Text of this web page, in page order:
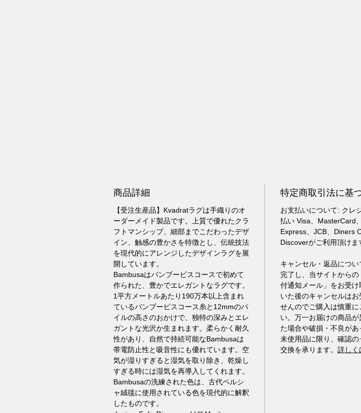
商品詳細
【受注生産品】Kvadratラグは手織りのオ
ーダーメイド製品です。上質で優れたクラ
フトマンシップ、細部までこだわったデザ
イン、触感の豊かさを特徴とし、伝統技法
を現代的にアレンジしたデザインラグを展
開しています。
Bambusaはバンブービスコースで初めて
作られた、豊かでエレガントなラグです。
1平方メートルあたり190万本以上含まれ
ているバンブービスコース糸と12mmのパ
イルの高さのおかけで、独特の深みとエレ
ガントな光沢か生まれます。柔らかく耐久
性があり、自然で持続可能なBambusaは
帯電防止性と吸音性にも優れています。空
気が湿りすぎると湿気を取り除き、乾燥し
すぎる時には湿気を再導入してくれます。
Bambusaの洗練された色は、古代ペルシ
ャ絨毯に使用されている色を現代的に解釈
したものです。
特定商取引法に基
お支払いについて: クレ
払い Visa、MasterCard
Express、JCB、Diners
Discoverがご利用頂けま
キャンセル・返品につ
完了し、当サイトからの
付通知メール」をお受け
いた後のキャンセルはお
せんのでご購入は慎重に
い。万一お届けの商品
た場合や破損・不良があ
未使用品に限り、確認の
交換を承ります。 詳しく